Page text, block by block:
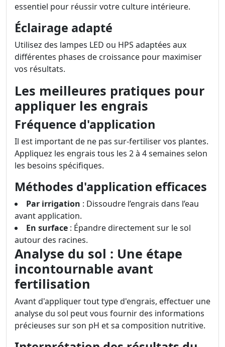
essentiel pour réussir votre culture intérieure.
Éclairage adapté
Utilisez des lampes LED ou HPS adaptées aux
différentes phases de croissance pour maximiser
vos résultats.
Les meilleures pratiques pour
appliquer les engrais
Fréquence d'application
Il est important de ne pas sur-fertiliser vos plantes.
Appliquez les engrais tous les 2 à 4 semaines selon
les besoins spécifiques.
Méthodes d'application efficaces
Par irrigation : Dissoudre l’engrais dans l’eau
avant application.
En surface : Épandre directement sur le sol
autour des racines.
Analyse du sol : Une étape
incontournable avant
fertilisation
Avant d'appliquer tout type d'engrais, effectuer une
analyse du sol peut vous fournir des informations
précieuses sur son pH et sa composition nutritive.